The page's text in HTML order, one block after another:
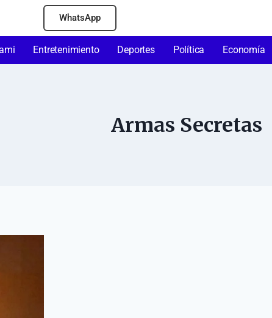
WhatsApp
Entretenimiento Deportes Política Economía
Armas Secretas